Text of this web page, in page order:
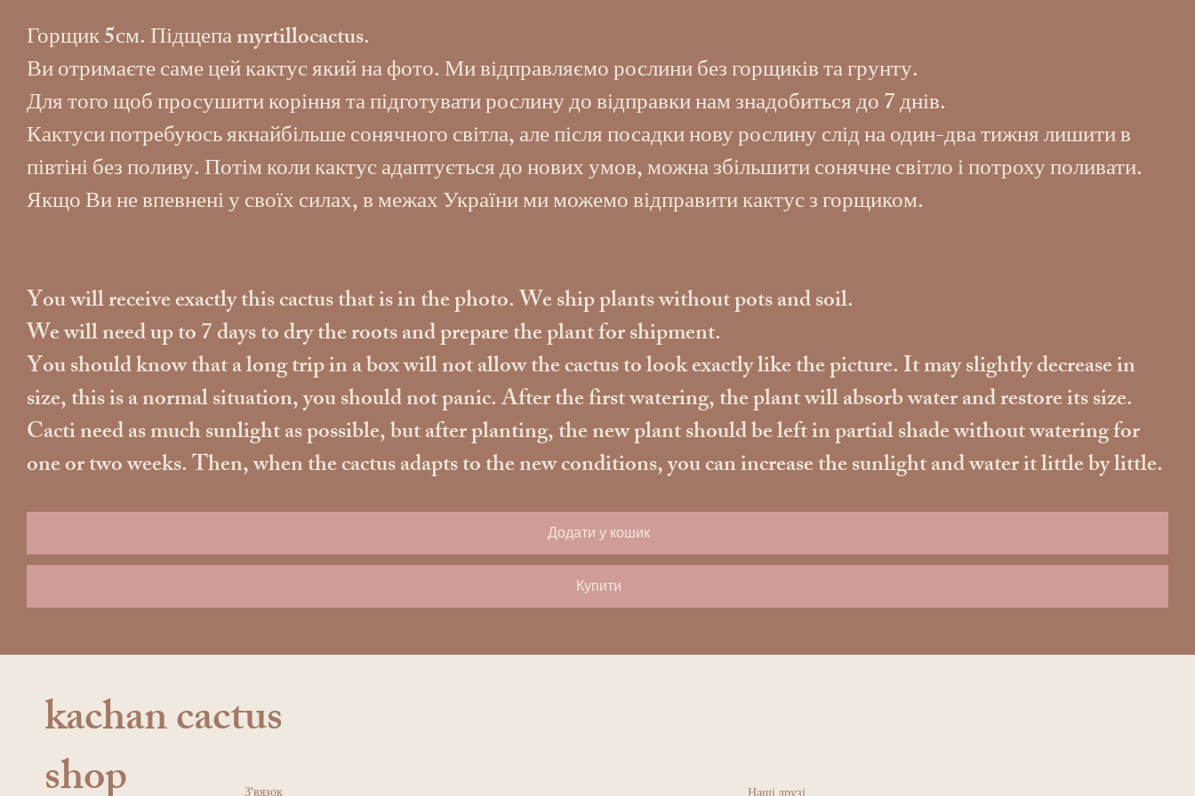
Горщик 5см. Підщепа myrtillocactus.
Ви отримаєте саме цей кактус який на фото. Ми відправляємо рослини без горщиків та грунту.
Для того щоб просушити коріння та підготувати рослину до відправки нам знадобиться до 7 днів.
Кактуси потребуюсь якнайбільше сонячного світла, але після посадки нову рослину слід на один-два тижня лишити в
півтіні без поливу. Потім коли кактус адаптується до нових умов, можна збільшити сонячне світло і потроху поливати.
Якщо Ви не впевнені у своїх силах, в межах України ми можемо відправити кактус з горщиком.
You will receive exactly this cactus that is in the photo. We ship plants without pots and soil.
We will need up to 7 days to dry the roots and prepare the plant for shipment.
You should know that a long trip in a box will not allow the cactus to look exactly like the picture. It may slightly decrease in
size, this is a normal situation, you should not panic. After the first watering, the plant will absorb water and restore its size.
Cacti need as much sunlight as possible, but after planting, the new plant should be left in partial shade without watering for
one or two weeks. Then, when the cactus adapts to the new conditions, you can increase the sunlight and water it little by little.
Додати у кошик
Купити
kachan cactus